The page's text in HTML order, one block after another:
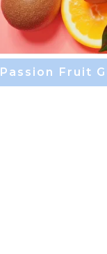
Passion Fruit